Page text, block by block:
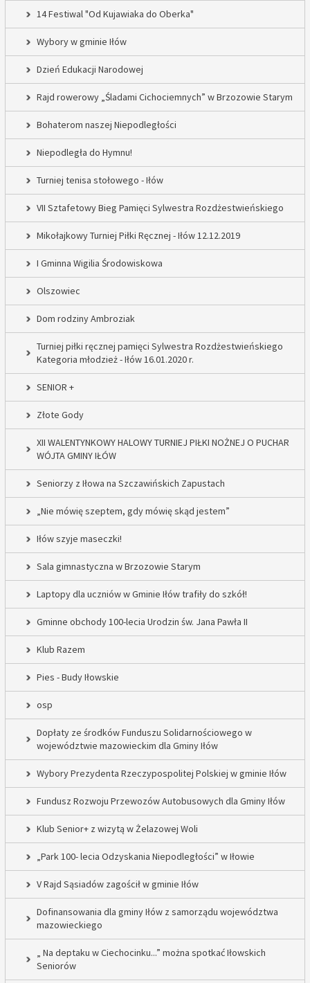
14 Festiwal "Od Kujawiaka do Oberka"
Wybory w gminie Iłów
Dzień Edukacji Narodowej
Rajd rowerowy „Śladami Cichociemnych” w Brzozowie Starym
Bohaterom naszej Niepodległości
Niepodległa do Hymnu!
Turniej tenisa stołowego - Iłów
VII Sztafetowy Bieg Pamięci Sylwestra Rozdżestwieńskiego
Mikołajkowy Turniej Piłki Ręcznej - Iłów 12.12.2019
I Gminna Wigilia Środowiskowa
Olszowiec
Dom rodziny Ambroziak
Turniej piłki ręcznej pamięci Sylwestra Rozdżestwieńskiego
Kategoria młodzież - Iłów 16.01.2020 r.
SENIOR +
Złote Gody
XII WALENTYNKOWY HALOWY TURNIEJ PIŁKI NOŻNEJ O PUCHAR
WÓJTA GMINY IŁÓW
Seniorzy z Iłowa na Szczawińskich Zapustach
„Nie mówię szeptem, gdy mówię skąd jestem”
Iłów szyje maseczki!
Sala gimnastyczna w Brzozowie Starym
Laptopy dla uczniów w Gminie Iłów trafiły do szkół!
Gminne obchody 100-lecia Urodzin św. Jana Pawła II
Klub Razem
Pies - Budy Iłowskie
osp
Dopłaty ze środków Funduszu Solidarnościowego w
województwie mazowieckim dla Gminy Iłów
Wybory Prezydenta Rzeczypospolitej Polskiej w gminie Iłów
Fundusz Rozwoju Przewozów Autobusowych dla Gminy Iłów
Klub Senior+ z wizytą w Żelazowej Woli
„Park 100- lecia Odzyskania Niepodległości” w Iłowie
V Rajd Sąsiadów zagościł w gminie Iłów
Dofinansowania dla gminy Iłów z samorządu województwa
mazowieckiego
„ Na deptaku w Ciechocinku...” można spotkać Iłowskich
Seniorów